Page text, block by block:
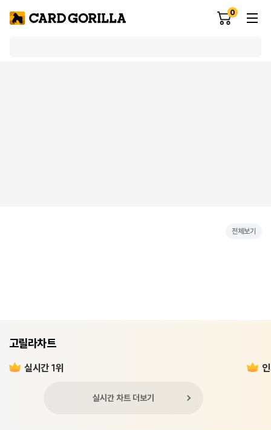
0
전체보기
고릴라차트
실시간 1위
실시간 차트 더보기